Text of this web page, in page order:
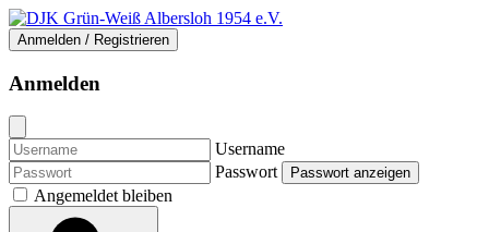
Anmelden / Registrieren
Anmelden
Username
Passwort
Passwort anzeigen
Angemeldet bleiben